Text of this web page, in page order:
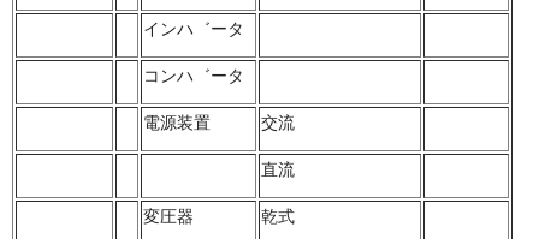
インハ゛ータ
コンハ゛ータ
電源装置 交流
直流
変圧器 乾式